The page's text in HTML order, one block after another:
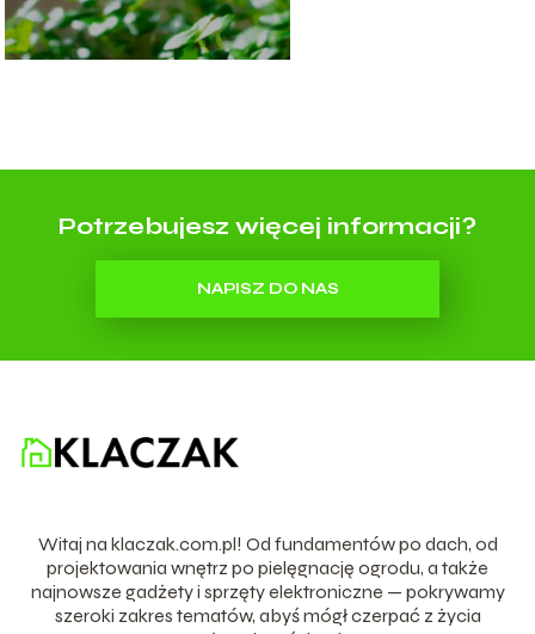
Potrzebujesz więcej informacji?
NAPISZ DO NAS
Witaj na klaczak.com.pl! Od fundamentów po dach, od
projektowania wnętrz po pielęgnację ogrodu, a także
najnowsze gadżety i sprzęty elektroniczne — pokrywamy
szeroki zakres tematów, abyś mógł czerpać z życia